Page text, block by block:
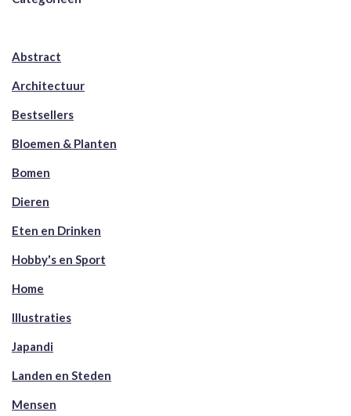
Abstract
Architectuur
Bestsellers
Bloemen & Planten
Bomen
Dieren
Eten en Drinken
Hobby's en Sport
Home
Illustraties
Japandi
Landen en Steden
Mensen